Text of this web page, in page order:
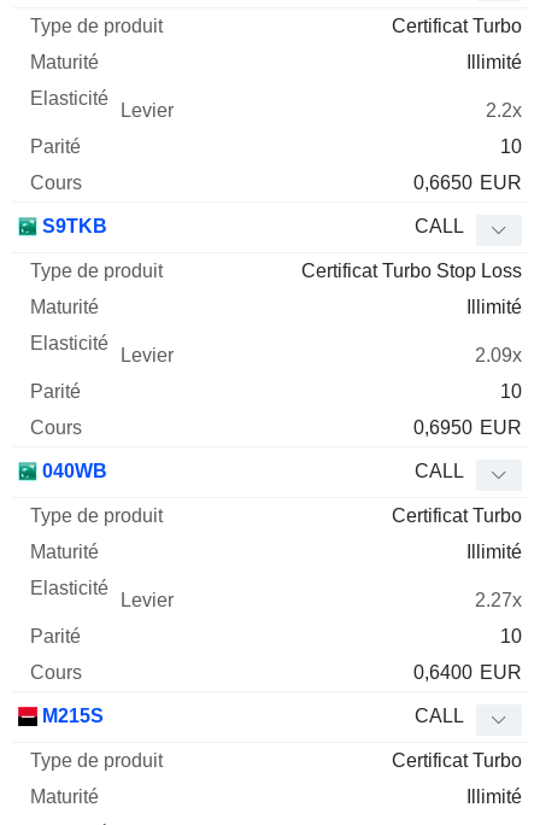
Certificat Turbo
Illimité
2.2x
10
0,6650 EUR
S9TKB CALL
Certificat Turbo Stop Loss
Illimité
2.09x
10
0,6950 EUR
040WB CALL
Certificat Turbo
Illimité
2.27x
10
0,6400 EUR
M215S CALL
Certificat Turbo
Illimité